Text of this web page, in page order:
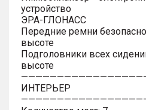
устройство
ЭРА-ГЛОНАСС
Передние ремни
высоте
Подголовники всех
высоте
ИНТЕРЬЕР